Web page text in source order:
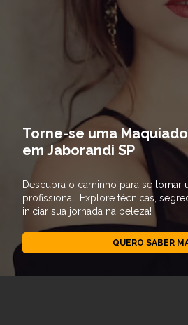
Torne-se uma
em Jaborandi SP
Descubra o caminho para se tornar
profissional. Explore técnicas,
iniciar sua jornada na beleza!
QUERO SABER